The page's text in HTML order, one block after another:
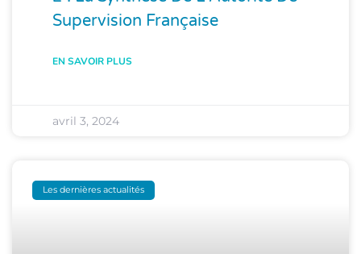
Supervision Française
EN SAVOIR PLUS
avril 3, 2024
Les dernières actualités